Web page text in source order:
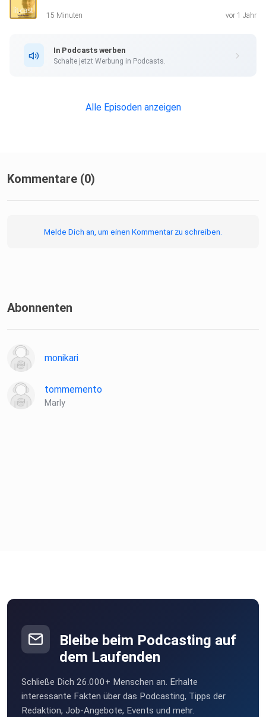
15 Minuten vor 1 Jahr
In Podcasts werben
Schalte jetzt Werbung in Podcasts.
Alle Episoden anzeigen
Kommentare (0)
Melde Dich an, um einen Kommentar zu schreiben.
Abonnenten
monikari
tommemento
Marly
Bleibe beim Podcasting auf
dem Laufenden
Schließe Dich 26.000+ Menschen an. Erhalte
interessante Fakten über das Podcasting, Tipps der
Redaktion, Job-Angebote, Events und mehr.